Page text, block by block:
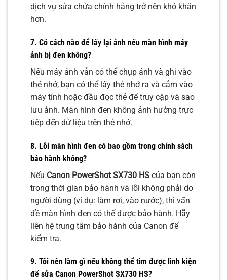
dịch vụ sửa chữa chính hãng trở nên khó khăn
hơn.
7. Có cách nào để lấy lại ảnh nếu màn hình máy
ảnh bị đen không?
Nếu máy ảnh vẫn có thể chụp ảnh và ghi vào
thẻ nhớ, bạn có thể lấy thẻ nhớ ra và cắm vào
máy tính hoặc đầu đọc thẻ để truy cập và sao
lưu ảnh. Màn hình đen không ảnh hưởng trực
tiếp đến dữ liệu trên thẻ nhớ.
8. Lỗi màn hình đen có bao gồm trong chính sách
bảo hành không?
Nếu Canon PowerShot SX730 HS của bạn còn
trong thời gian bảo hành và lỗi không phải do
người dùng (ví dụ: làm rơi, vào nước), thì vấn
đề màn hình đen có thể được bảo hành. Hãy
liên hệ trung tâm bảo hành của Canon để
kiểm tra.
9. Tôi nên làm gì nếu không thể tìm được linh kiện
để sửa Canon PowerShot SX730 HS?